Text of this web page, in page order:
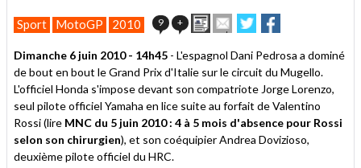
Sport MotoGP 2010 9 + ImprimerEnvoyer
cet
à
un
ami
Partager
sur
sur
Dimanche 6 juin 2010 - 14h45 - L'espagnol Dani Pedrosa a dominé
de bout en bout le Grand Prix d'Italie sur le circuit du Mugello.
L'officiel Honda s'impose devant son compatriote Jorge Lorenzo,
seul pilote officiel Yamaha en lice suite au forfait de Valentino
Rossi (lire MNC du 5 juin 2010 : 4 à 5 mois d'absence pour Rossi
selon son chirurgien), et son coéquipier Andrea Dovizioso,
deuxième pilote officiel du HRC.